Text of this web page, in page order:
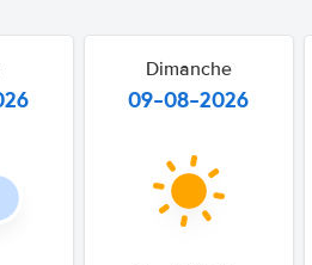
Dimanche
09-08-2026